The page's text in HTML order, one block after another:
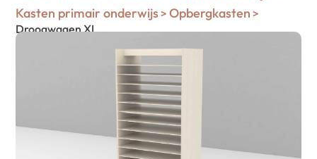
Kasten primair onderwijs> Opbergkasten >
Droogwagen XL